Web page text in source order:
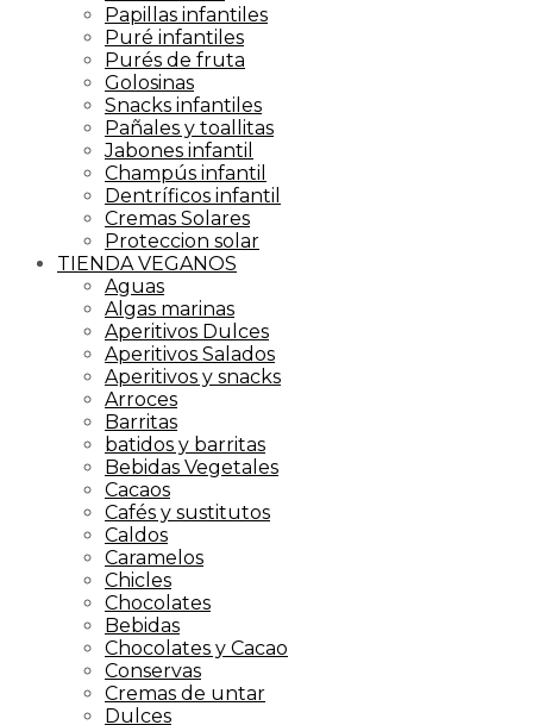
Papillas infantiles
Puré infantiles
Purés de fruta
Golosinas
Snacks infantiles
Pañales y toallitas
Jabones infantil
Champús infantil
Dentríficos infantil
Cremas Solares
Proteccion solar
TIENDA VEGANOS
Aguas
Algas marinas
Aperitivos Dulces
Aperitivos Salados
Aperitivos y snacks
Arroces
Barritas
batidos y barritas
Bebidas Vegetales
Cacaos
Cafés y sustitutos
Caldos
Caramelos
Chicles
Chocolates
Bebidas
Chocolates y Cacao
Conservas
Cremas de untar
Dulces